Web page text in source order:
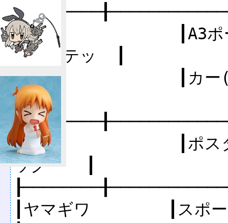
┃LAOX            ┃A3ポー
ー、ステッ  ┃
┃                ┃カー(既出
┃
┃Navi            ┃ポスター
ッグ    ┃
┃ヤマギワ        ┃スポー